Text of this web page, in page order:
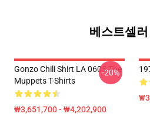
베스트셀
Gonzo Chili Shirt LA 0605 The
Muppets T-Shirts
₩3,651,700 - ₩4,202,900
-20%